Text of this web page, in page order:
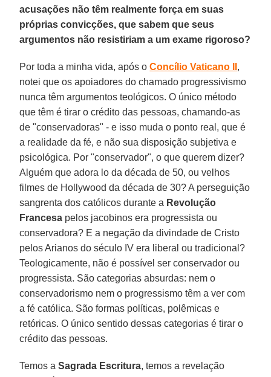
acusações não têm realmente força em suas
próprias convicções, que sabem que seus
argumentos não resistiriam a um exame rigoroso?
Por toda a minha vida, após oConcílio Vaticano II ,
notei que os apoiadores do chamado progressivismo
nunca têm argumentos teológicos. O único método
que têm é tirar o crédito das pessoas, chamando-as
de "conservadoras" - e isso muda o ponto real, que é
a realidade da fé, e não sua disposição subjetiva e
psicológica. Por "conservador", o que querem dizer?
Alguém que adora lo da década de 50, ou velhos
filmes de Hollywood da década de 30? A perseguição
sangrenta dos católicos durante a Revolução
Francesa pelos jacobinos era progressista ou
conservadora? E a negação da divindade de Cristo
pelos Arianos do século IV era liberal ou tradicional?
Teologicamente, não é possível ser conservador ou
progressista. São categorias absurdas: nem o
conservadorismo nem o progressismo têm a ver com
a fé católica. São formas políticas, polêmicas e
retóricas. O único sentido dessas categorias é tirar o
crédito das pessoas.
Temos aSagrada Escritura, temos a revelação